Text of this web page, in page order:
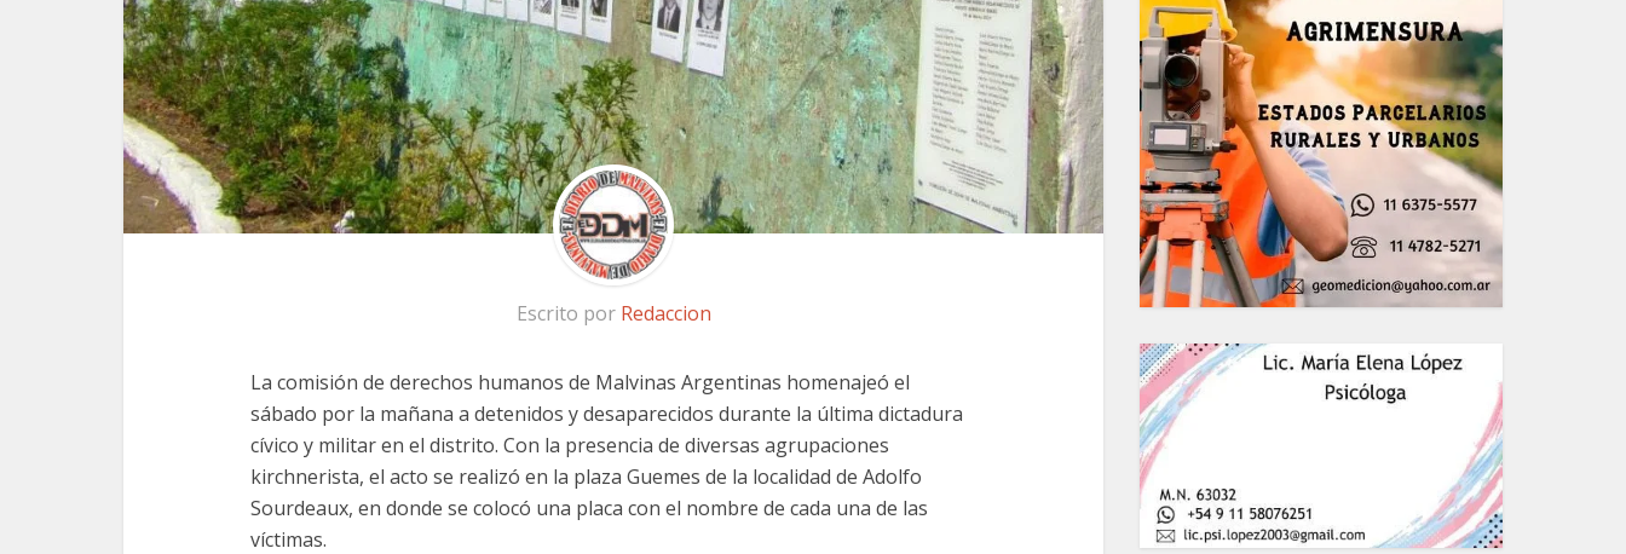
Escrito por Redaccion
La comisión de derechos humanos de Malvinas Argentinas homenajeó el
sábado por la mañana a detenidos y desaparecidos durante la última dictadura
cívico y militar en el distrito. Con la presencia de diversas agrupaciones
kirchnerista, el acto se realizó en la plaza Guemes de la localidad de Adolfo
Sourdeaux, en donde se colocó una placa con el nombre de cada una de las
víctimas.